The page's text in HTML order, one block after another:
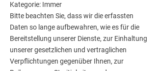
Kategorie: Immer
Bitte beachten Sie, dass wir die erfassten
Daten so lange aufbewahren, wie es für die
Bereitstellung unserer Dienste, zur Einhaltung
unserer gesetzlichen und vertraglichen
Verpflichtungen gegenüber Ihnen, zur